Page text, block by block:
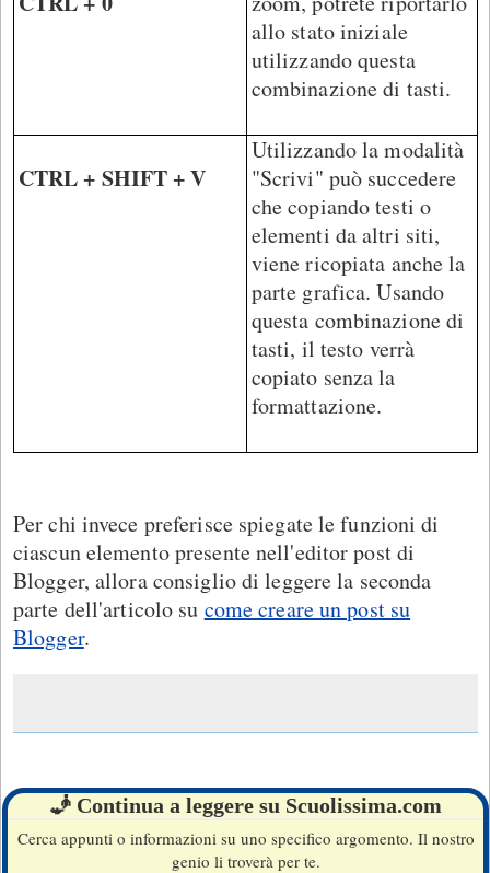
allo stato iniziale
utilizzando questa
combinazione di tasti.
CTRL + SHIFT + V
Utilizzando la modalità
"Scrivi" può succedere
che copiando testi o
elementi da altri siti,
viene ricopiata anche la
parte grafica. Usando
questa combinazione di
tasti, il testo verrà
copiato senza la
formattazione.
Per chi invece preferisce spiegate le funzioni di
ciascun elemento presente nell'editor post di
Blogger, allora consiglio di leggere la seconda
parte dell'articolo su come creare un post su
Blogger.
🧞 Continua a leggere su Scuolissima.com
Cerca appunti o informazioni su uno specifico argomento. Il nostro
genio li troverà per te.